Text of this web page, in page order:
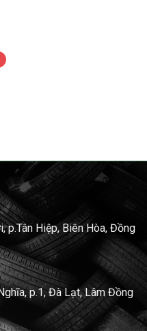
p.Tân Hiệp, Biên Hòa, Đồng
p.1, Đà Lạt, Lâm Đồng